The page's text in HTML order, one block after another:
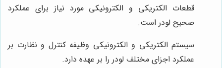
قطعات الکتریکی و الکترونیکی مورد نیاز برای عملکرد
صحیح لودر است.
سیستم الکتریکی و الکترونیکی وظیفه کنترل و نظارت بر
عملکرد اجزای مختلف لودر را بر عهده دارد.